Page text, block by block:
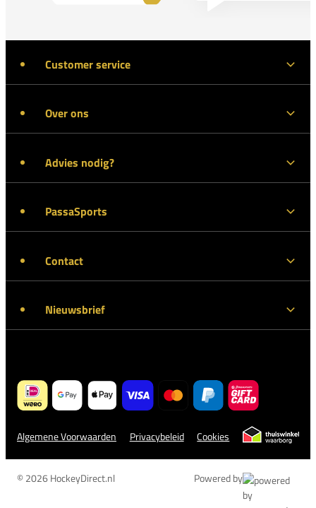
Customer service
Over ons
Advies nodig?
PassaSports
Contact
Nieuwsbrief
Algemene Voorwaarden Privacybeleid Cookies
© 2026 HockeyDirect.nl Powered by